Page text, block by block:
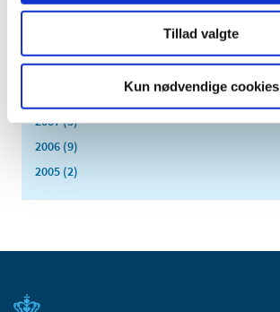
Tillad valgte
Kun nødvendige cookies
2009 (14)
2007 (3)
2006 (9)
2005 (2)